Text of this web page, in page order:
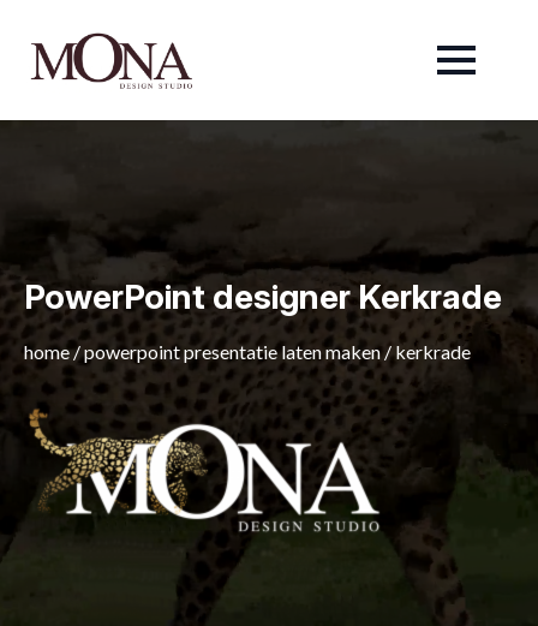
PowerPoint designer Kerkrade
home/powerpoint presentatie laten maken / kerkrade